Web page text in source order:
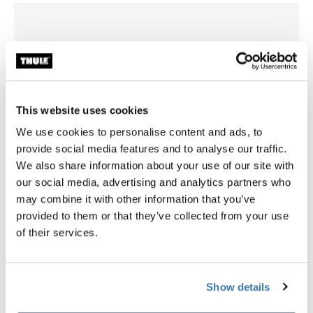
This website uses cookies
We use cookies to personalise content and ads, to
provide social media features and to analyse our traffic.
We also share information about your use of our site with
our social media, advertising and analytics partners who
may combine it with other information that you’ve
provided to them or that they’ve collected from your use
of their services.
Show details
Thule Arcos platform
enganche de remolque
enganche 1.25"